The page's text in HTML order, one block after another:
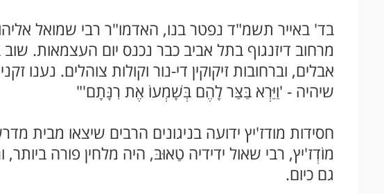
בד' באייר תשמ"ד נפטר בנו, האדמו"ר רבי שמואל
מרחוב דיזנגוף בתל אביב כבר נכנס יום העצמאות.
אבלים, וברחובות זיקוקין די-נור וקולות צוהלים. נענו
שיהיה - 'וַיַּרְא בַּצַּר לָהֶם בְּשָׁמְעוֹ אֶת רִנָּתָם'"
חסידות מודז'יץ ידועה בניגונים הרבים שיצאו מבית
מוֹדְז'יץ, רבי שאול ידידיה טַאוּבּ, היה מלחין פורה ביותר,
גם כיום.